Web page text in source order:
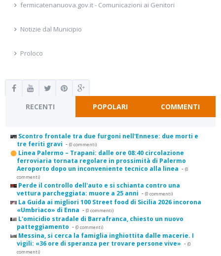
fermicatenanuova.gov.it - Comunicazioni ai Genitori
Notizie dal Municipio
Proloco
RECENTI POPOLARI COMMENTI
Scontro frontale tra due furgoni nell'Ennese: due morti e
tre feriti gravi - (0 commenti)
Linea Palermo – Trapani: dalle ore 08:40 circolazione
ferroviaria tornata regolare in prossimità di Palermo
Aeroporto dopo un inconveniente tecnico alla linea - (0
commenti)
Perde il controllo dell'auto e si schianta contro una
vettura parcheggiata: muore a 25 anni - (0 commenti)
La Guida ai migliori 100 Street food di Sicilia 2026 incorona
«Umbriaco» di Enna - (0 commenti)
L'omicidio stradale di Barrafranca, chiesto un nuovo
patteggiamento - (0 commenti)
Messina, si cerca la famiglia inghiottita dalle macerie. I
vigili: «36 ore di speranza per trovare persone vive» - (0
commenti)